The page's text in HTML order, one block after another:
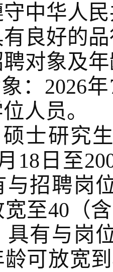
中华人
有良好的
对象及
：2026
人员。
士研究
月18日至
与招聘岗
至40（
具有与岗
可放宽